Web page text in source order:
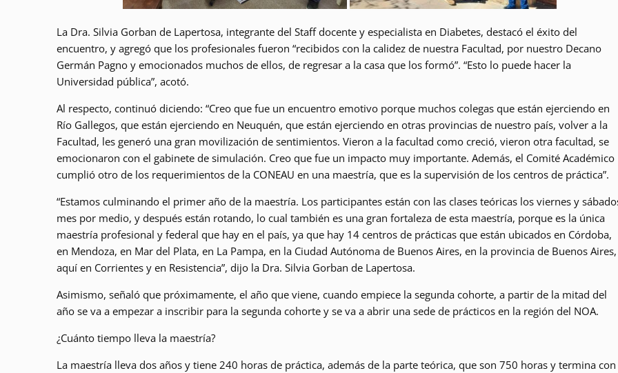
La Dra. Silvia Gorban de Lapertosa, integrante del Staff docente y especialista en Diabetes, destacó el éxito del
encuentro, y agregó que los profesionales fueron “recibidos con la calidez de nuestra Facultad, por nuestro Decano
Germán Pagno y emocionados muchos de ellos, de regresar a la casa que los formó”. “Esto lo puede hacer la
Universidad pública”, acotó.
Al respecto, continuó diciendo: “Creo que fue un encuentro emotivo porque muchos colegas que están ejerciendo en
Río Gallegos, que están ejerciendo en Neuquén, que están ejerciendo en otras provincias de nuestro país, volver a la
Facultad, les generó una gran movilización de sentimientos. Vieron a la facultad como creció, vieron otra facultad, se
emocionaron con el gabinete de simulación. Creo que fue un impacto muy importante. Además, el Comité Académico
cumplió otro de los requerimientos de la CONEAU en una maestría, que es la supervisión de los centros de práctica”.
“Estamos culminando el primer año de la maestría. Los participantes están con las clases teóricas los viernes y
mes por medio, y después están rotando, lo cual también es una gran fortaleza de esta maestría, porque es la única
maestría profesional y federal que hay en el país, ya que hay 14 centros de prácticas que están ubicados en Córdoba,
en Mendoza, en Mar del Plata, en La Pampa, en la Ciudad Autónoma de Buenos Aires, en la provincia de Buenos Aires,
aquí en Corrientes y en Resistencia”, dijo la Dra. Silvia Gorban de Lapertosa.
Asimismo, señaló que próximamente, el año que viene, cuando empiece la segunda cohorte, a partir de la mitad del
año se va a empezar a inscribir para la segunda cohorte y se va a abrir una sede de prácticos en la región del NOA.
¿Cuánto tiempo lleva la maestría?
La maestría lleva dos años y tiene 240 horas de práctica, además de la parte teórica, que son 750 horas y termina con